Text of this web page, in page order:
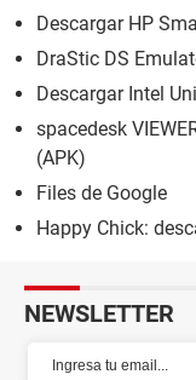
Descargar HP
DraStic DS
Descargar Intel
spacedesk
(APK)
Files de Google
Happy Chick:
NEWSLETTER